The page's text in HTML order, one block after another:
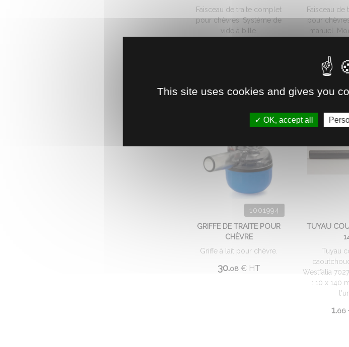
Faisceau de traite complet
pour chèvres. Système de
vide à bille.
Faisceau de
pour
manuel.
1001994
GRIFFE DE TRAITE POUR
CHÈVRE
Griffe à lait pour chèvre.
30.08 €HT
TUYAU
Tuyau
Westfalia
: 10 x 140
1.66
This site uses cookies and gives you
OK, accept all